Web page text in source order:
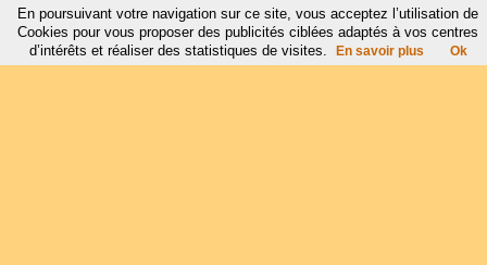
En poursuivant votre navigation sur ce site, vous acceptez l’utilisation de
Cookies pour vous proposer des publicités ciblées adaptés à vos centres
d’intérêts et réaliser des statistiques de visites.
En savoir plus Ok